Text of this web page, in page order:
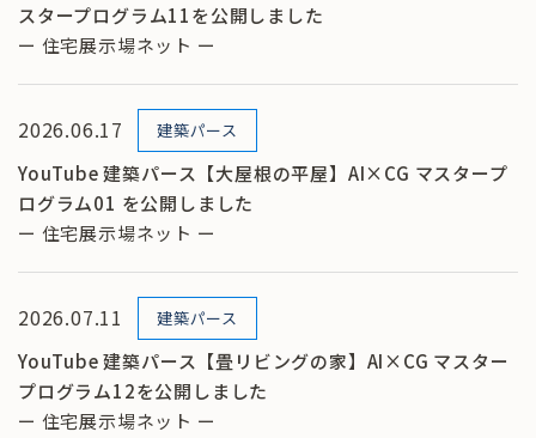
スタープログラム11を公開しました
ー 住宅展示場ネット ー
2026.06.17 建築パース
YouTube 建築パース【大屋根の平屋】AI×CG マスタープ
ログラム01 を公開しました
ー 住宅展示場ネット ー
2026.07.11 建築パース
YouTube 建築パース【畳リビングの家】AI×CG マスター
プログラム12を公開しました
ー 住宅展示場ネット ー